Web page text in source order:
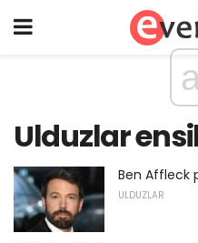
Ulduzlar
Ben Affleck
ULDUZLAR